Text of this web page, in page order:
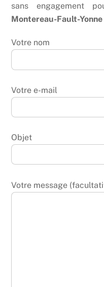
sans engagement
Montereau-Fault-Yonne
Votre nom
Votre e-mail
Objet
Votre message